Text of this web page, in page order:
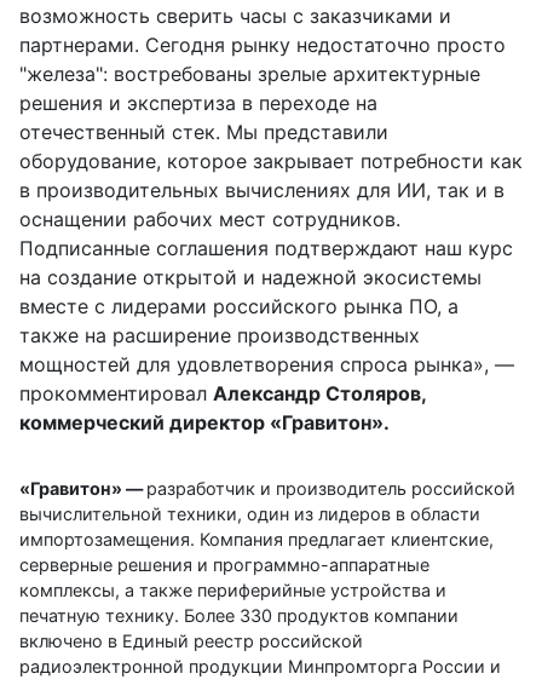
возможность сверить часы с заказчиками и
партнерами. Сегодня рынку недостаточно просто
"железа": востребованы зрелые архитектурные
решения и экспертиза в переходе на
отечественный стек. Мы представили
оборудование, которое закрывает потребности как
в производительных вычислениях для ИИ, так и в
оснащении рабочих мест сотрудников.
Подписанные соглашения подтверждают наш курс
на создание открытой и надежной экосистемы
вместе с лидерами российского рынка ПО, а
также на расширение производственных
мощностей для удовлетворения спроса рынка», —
прокомментировал Александр Столяров,
коммерческий директор «Гравитон».
«Гравитон» —разработчик и производитель российской
вычислительной техники, один из лидеров в области
импортозамещения. Компания предлагает клиентские,
серверные решения и программно-аппаратные
комплексы, а также периферийные устройства и
печатную технику. Более 330 продуктов компании
включено в Единый реестр российской
радиоэлектронной продукции Минпромторга России и